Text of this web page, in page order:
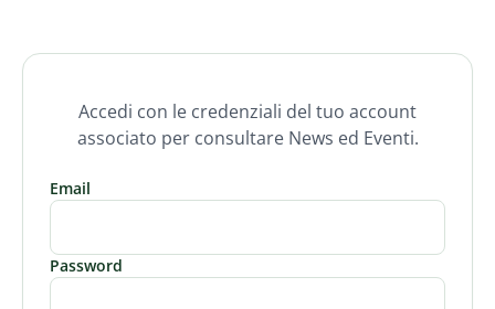
Accedi con le credenziali del tuo account
associato per consultare News ed Eventi.
Email
Password